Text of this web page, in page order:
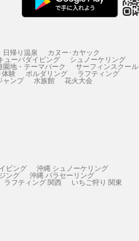
日帰り温泉 カヌー･カヤック
ューバダイビング シュノーケリング
園地・テーマパーク サーフィンスクール
体験 ボルダリング ラフティング
ャンプ 水族館 花火大会
ビング 沖縄 シュノーケリング
ング 沖縄 パラセーリング
ラフティング 関西 いちご狩り 関東